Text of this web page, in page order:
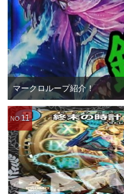
マークロループ紹介！
NO.11